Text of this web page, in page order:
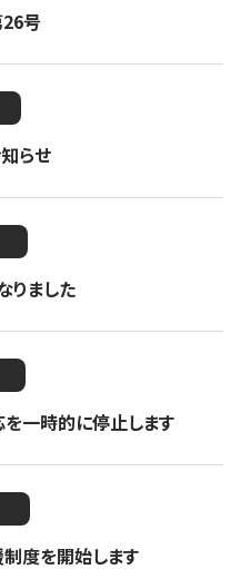
号
らせ
りました
一時的に停止します
度を開始します